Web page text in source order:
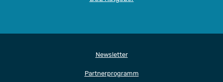
Newsletter
Partnerprogramm